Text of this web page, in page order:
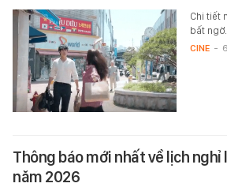
Chi tiết
bất ngờ.
CINE -
Thông báo mới nhất về lịch nghỉ
năm 2026